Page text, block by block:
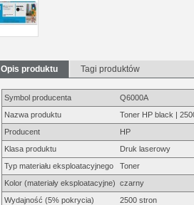
Opis produktu Tagi produktów
Symbol producenta
Q6000A
Nazwa produktu
Toner HP black |
Producent
HP
Klasa produktu
Druk laserowy
Typ materiału eksploatacyjnego
Toner
Kolor (materiały eksploatacyjne) czarny
Wydajność (5% pokrycia)
2500 stron